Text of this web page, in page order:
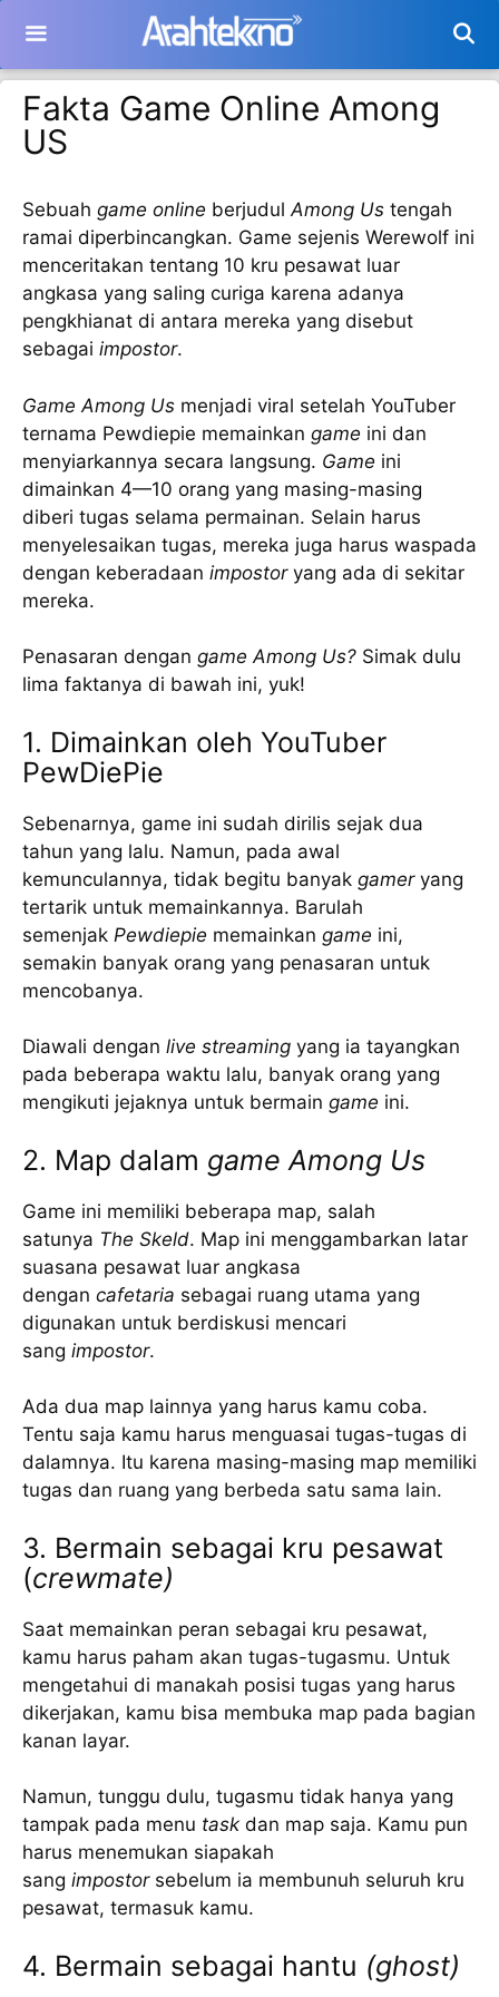
isi
Fakta Game Online Among
US
Sebuah game online berjudulAmong Us tengah
ramai diperbincangkan. Game sejenis Werewolf ini
menceritakan tentang 10 kru pesawat luar
angkasa yang saling curiga karena adanya
pengkhianat di antara mereka yang disebut
sebagai impostor.
Game Among Us menjadi viral setelah YouTuber
ternama Pewdiepie memainkan game ini dan
menyiarkannya secara langsung. Game ini
dimainkan 4—10 orang yang masing-masing
diberi tugas selama permainan. Selain harus
menyelesaikan tugas, mereka juga harus waspada
dengan keberadaan impostor yang ada di sekitar
mereka.
Penasaran dengan gameAmong Us? Simak dulu
lima faktanya di bawah ini, yuk!
1. Dimainkan oleh YouTuber
PewDiePie
Sebenarnya, game ini sudah dirilis sejak dua
tahun yang lalu. Namun, pada awal
kemunculannya, tidak begitu banyak gameryang
tertarik untuk memainkannya. Barulah
semenjak Pewdiepie memainkan game ini,
semakin banyak orang yang penasaran untuk
mencobanya.
Diawali dengan live streaming yang ia tayangkan
pada beberapa waktu lalu, banyak orang yang
mengikuti jejaknya untuk bermain game ini.
2. Map dalam game Among Us
Game ini memiliki beberapa map, salah
satunya The Skeld. Map ini menggambarkan latar
suasana pesawat luar angkasa
dengan cafetaria sebagai ruang utama yang
digunakan untuk berdiskusi mencari
sang impostor.
Ada dua map lainnya yang harus kamu coba.
Tentu saja kamu harus menguasai tugas-tugas di
dalamnya. Itu karena masing-masing map memiliki
tugas dan ruang yang berbeda satu sama lain.
3. Bermain sebagai kru pesawat
(crewmate)
Saat memainkan peran sebagai kru pesawat,
kamu harus paham akan tugas-tugasmu. Untuk
mengetahui di manakah posisi tugas yang harus
dikerjakan, kamu bisa membuka map pada bagian
kanan layar.
Namun, tunggu dulu, tugasmu tidak hanya yang
tampak pada menu task dan map saja. Kamu pun
harus menemukan siapakah
sang impostorsebelum ia membunuh seluruh kru
pesawat, termasuk kamu.
4. Bermain sebagai hantu (ghost)